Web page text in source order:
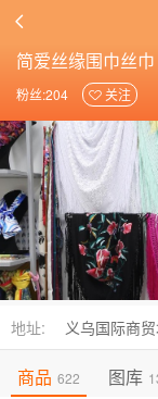
简爱丝缘围巾丝巾
粉丝:204
关注
地址: 义乌国际商
商品 622 图库